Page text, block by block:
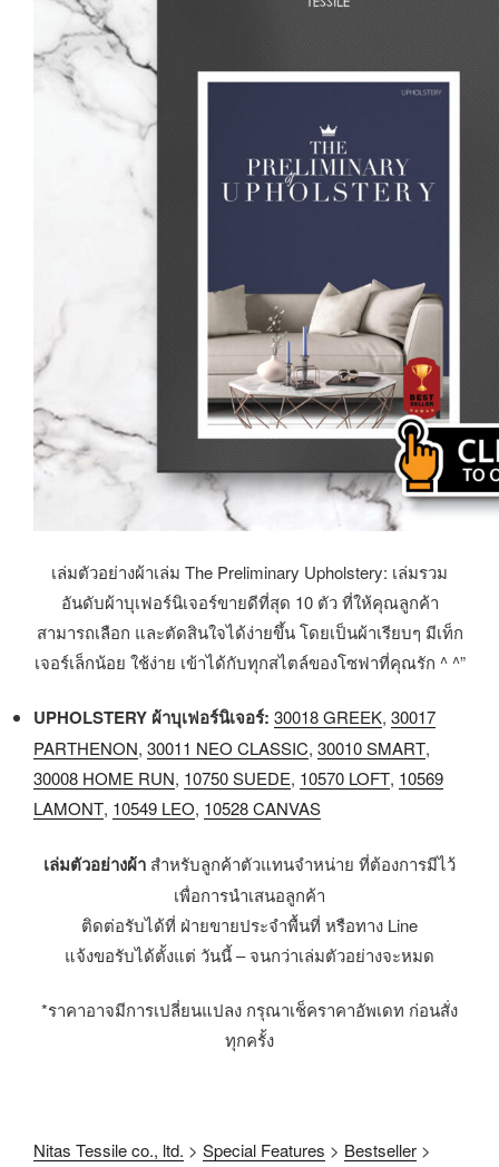
เล่มตัวอย่างผ้าเล่ม The Preliminary Upholstery: เล่มรวม
อันดับผ้าบุเฟอร์นิเจอร์ขายดีที่สุด 10 ตัว ที่ให้คุณลูกค้า
สามารถเลือก และตัดสินใจได้ง่ายขึ้น โดยเป็นผ้าเรียบๆ มีเท็ก
เจอร์เล็กน้อย ใช้ง่าย เข้าได้กับทุกสไตล์ของโซฟาที่คุณรัก ^ ^”
UPHOLSTERY ผ้าบุเฟอร์นิเจอร์: 30018 GREEK, 30017
PARTHENON, 30011 NEO CLASSIC, 30010 SMART,
30008 HOME RUN, 10750 SUEDE, 10570 LOFT, 10569
LAMONT, 10549 LEO, 10528 CANVAS
เล่มตัวอย่างผ้า สำหรับลูกค้าตัวแทนจำหน่าย ที่ต้องการมีไว้
เพื่อการนำเสนอลูกค้า
ติดต่อรับได้ที่ ฝ่ายขายประจำพื้นที่ หรือทาง Line
แจ้งขอรับได้ตั้งแต่ วันนี้ – จนกว่าเล่มตัวอย่างจะหมด
*ราคาอาจมีการเปลี่ยนแปลง กรุณาเช็คราคาอัพเดท ก่อนสั่ง
ทุกครั้ง
Nitas Tessile co., ltd. > Special Features > Bestseller >